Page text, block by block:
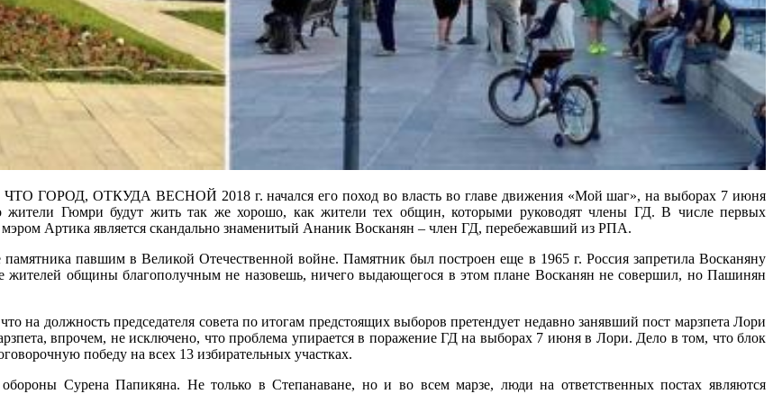
ОТКУДА ВЕСНОЙ 2018 г. начался его поход во власть во главе движения «Мой шаг», на выборах 7 июня
жители Гюмри будут жить так же хорошо, как жители тех общин, которыми руководят члены ГД. В числе первых
Артика является скандально знаменитый Ананик Восканян – член ГД, перебежавший из РПА.
павшим в Великой Отечественной войне. Памятник был построен еще в 1965 г. Россия запретила Восканяну
жителей общины благополучным не назовешь, ничего выдающегося в этом плане Восканян не совершил, но Пашинян
должность председателя совета по итогам предстоящих выборов претендует недавно занявший пост марзпета Лори
впрочем, не исключено, что проблема упирается в поражение ГД на выборах 7 июня в Лори. Дело в том, что блок
победу на всех 13 избирательных участках.
Сурена Папикяна. Не только в Степанаване, но и во всем марзе, люди на ответственных постах являются